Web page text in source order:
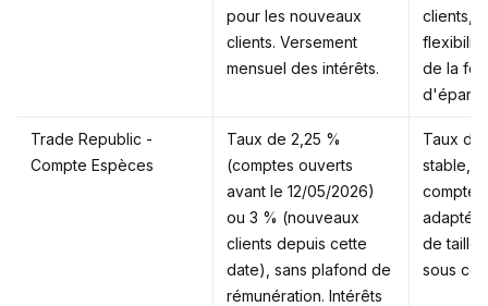
pour les nouveaux
clients. Versement
mensuel des intérêts.
clients,
de la
Trade Republic -
Compte Espèces
Taux de 2,25 %
(comptes ouverts
avant le 12/05/2026)
ou 3 % (nouveaux
clients depuis cette
date), sans plafond de
rémunération. Intérêts
Taux
stable,
compte
adapté
de taille
sous